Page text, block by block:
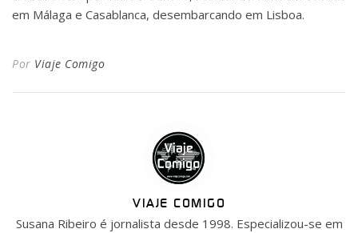
em Málaga e Casablanca, desembarcando em Lisboa.
Por Viaje Comigo
VIAJE COMIGO
Susana Ribeiro é jornalista desde 1998. Especializou-se em